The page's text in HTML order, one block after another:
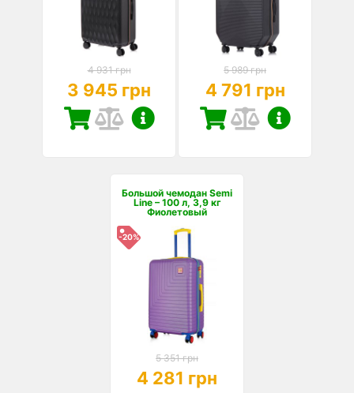
4 931 грн
3 945 грн
5 989 грн
4 791 грн
Большой чемодан Semi
Line – 100 л, 3,9 кг
Фиолетовый
-20%
5 351 грн
4 281 грн